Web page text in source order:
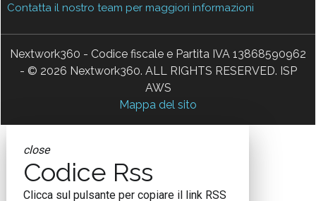
Contatta il nostro team per maggiori informazioni
Nextwork360 - Codice fiscale e Partita IVA 13868590962
- © 2026 Nextwork360. ALL RIGHTS RESERVED. ISP
AWS
Mappa del sito
close
Codice Rss
Clicca sul pulsante per copiare il link RSS